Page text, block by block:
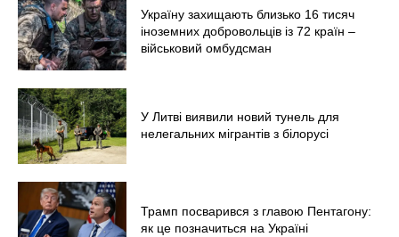
Україну захищають близько 16 тисяч
іноземних добровольців із 72 країн –
військовий омбудсман
У Литві виявили новий тунель для
нелегальних мігрантів з білорусі
Трамп посварився з главою Пентагону:
як це позначиться на Україні